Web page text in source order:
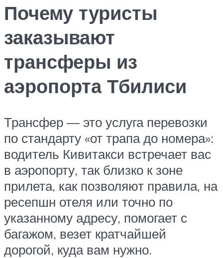
Почему туристы
заказывают
трансферы из
аэропорта Тбилиси
Трансфер — это услуга перевозки
по стандарту «от трапа до номера»:
водитель Кивитакси встречает вас
в аэропорту, так близко к зоне
прилета, как позволяют правила, на
ресепшн отеля или точно по
указанному адресу, помогает с
багажом, везет кратчайшей
дорогой, куда вам нужно.